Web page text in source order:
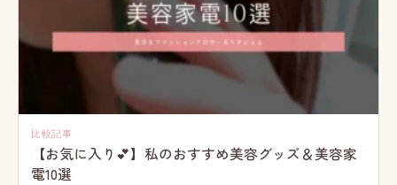
比較記事
【お気に入り💕】私のおすすめ美容グッズ＆美容家
電10選